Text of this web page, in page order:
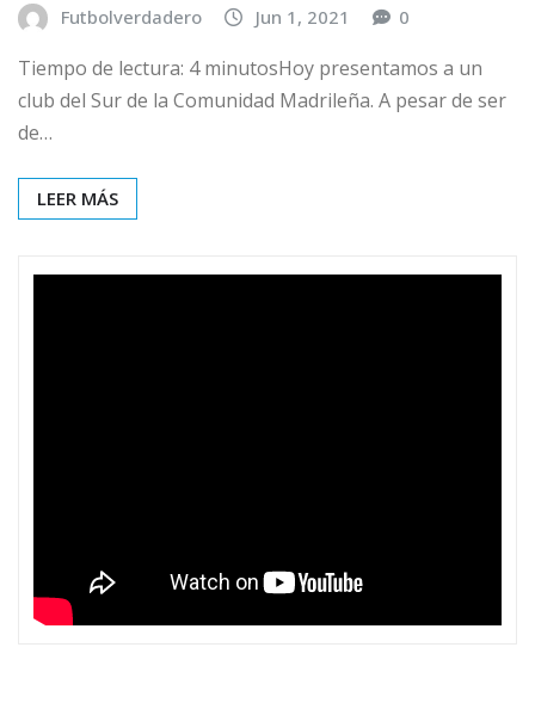
Futbolverdadero Jun 1, 2021 0
Tiempo de lectura: 4 minutosHoy presentamos a un
club del Sur de la Comunidad Madrileña. A pesar de ser
de…
LEER MÁS